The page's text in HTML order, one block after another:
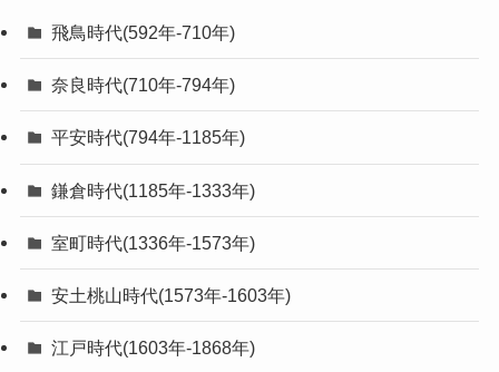
飛鳥時代(592年-710年)
奈良時代(710年-794年)
平安時代(794年-1185年)
鎌倉時代(1185年-1333年)
室町時代(1336年-1573年)
安土桃山時代(1573年-1603年)
江戸時代(1603年-1868年)